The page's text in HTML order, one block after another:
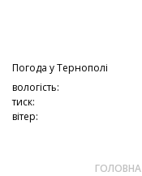
Погода уТернополі
вологість:
тиск:
вітер:
ГОЛОВНА